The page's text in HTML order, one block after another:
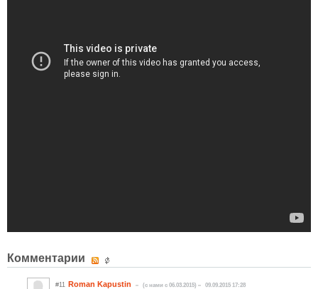
Комментарии
#11 Roman Kapustin (c нами с 06.03.2015) 09.09.2015 17:28